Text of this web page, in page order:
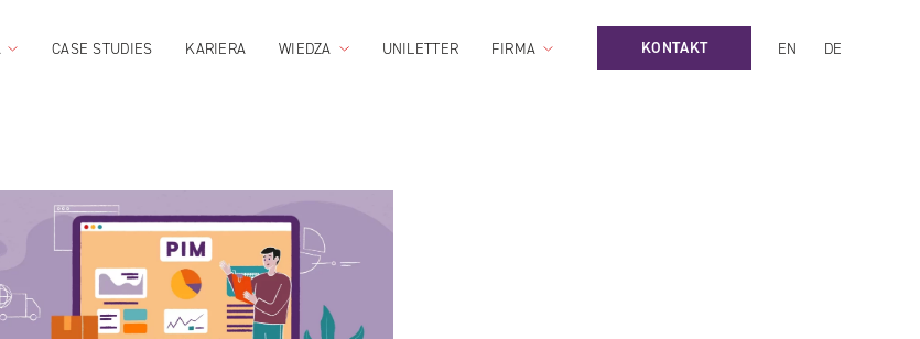
CASE STUDIES KARIERA WIEDZA UNILETTER FIRMA KONTAKT EN DE